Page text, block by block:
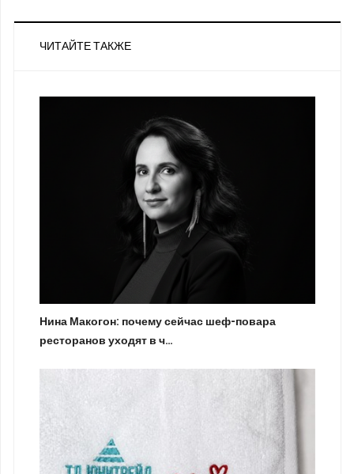
ЧИТАЙТЕ ТАКЖЕ
Нина Макогон: почему сейчас шеф-повара
ресторанов уходят в ч…